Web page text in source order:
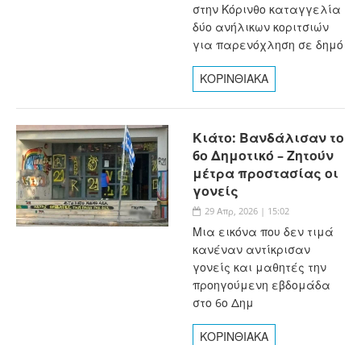
στην Κόρινθο καταγγελία
δύο ανήλικων κοριτσιών
για παρενόχληση σε δημό
ΚΟΡΙΝΘΙΑΚΑ
Κιάτο: Βανδάλισαν το
6ο Δημοτικό – Ζητούν
μέτρα προστασίας οι
γονείς
29 Απρ, 2026 | 15:02
Μια εικόνα που δεν τιμά
κανέναν αντίκρισαν
γονείς και μαθητές την
προηγούμενη εβδομάδα
στο 6ο Δημ
ΚΟΡΙΝΘΙΑΚΑ